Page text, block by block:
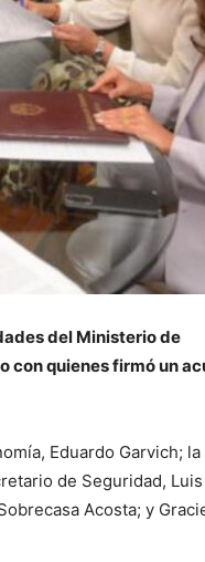
del Ministerio de
con quienes firmó un
Eduardo Garvich; la
de Seguridad,
Acosta; y